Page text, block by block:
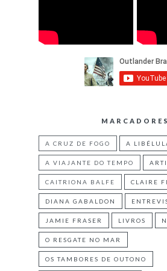
MARCADORES
A CRUZ DE FOGO A
A VIAJANTE DO TEMPO
CAITRIONA BALFE CLAIRE
DIANA GABALDON
JAMIE FRASER LIVROS
O RESGATE NO MAR
OS TAMBORES DE OUTONO